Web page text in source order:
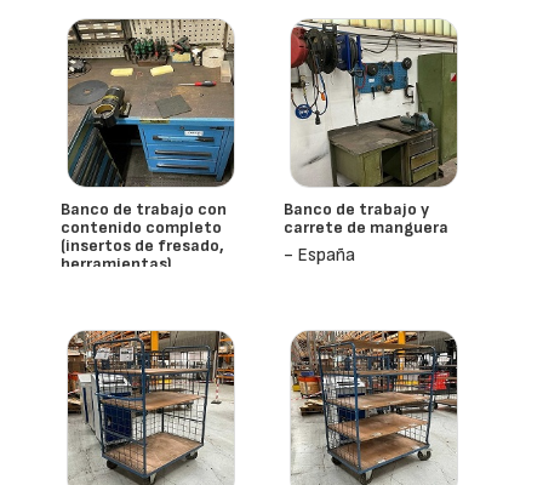
Banco de trabajo con
contenido completo
(insertos de fresado,
herramientas)
Banco de trabajo y
carrete de manguera
- España